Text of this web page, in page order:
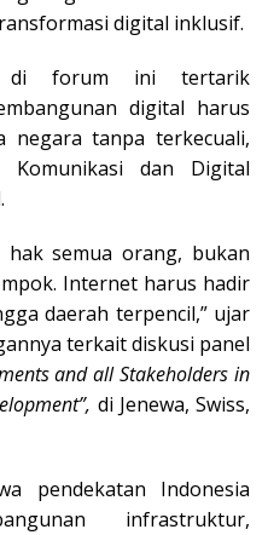
digital inklusif.
di forum ini tertarik
digital harus
negara tanpa terkecuali,
dan Digital
hak semua orang, bukan
Internet harus hadir
daerah terpencil,” ujar
terkait diskusi panel
and all Stakeholders in
di Jenewa, Swiss,
pendekatan Indonesia
infrastruktur,